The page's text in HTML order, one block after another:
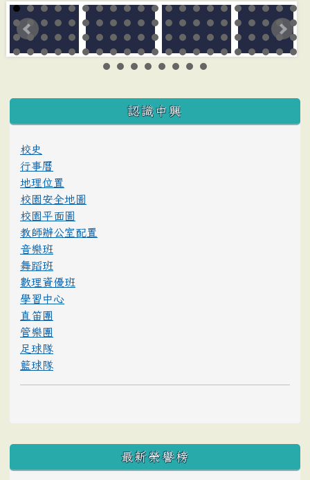
:::
認識中興
校史
行事曆
地理位置
校園安全地圖
校園平面圖
教師辦公室配置
音樂班
舞蹈班
數理資優班
學習中心
直笛團
管樂團
足球隊
籃球隊
最新榮譽榜